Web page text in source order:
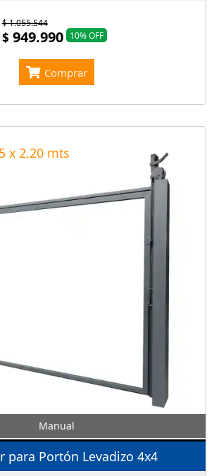
$ 949.990
$ 1.055.544
10% OFF
Comprar
Manual
para Portón Levadizo 4x4
x 2,20 mts